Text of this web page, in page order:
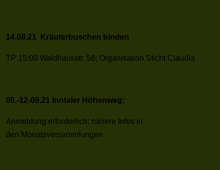
14.08.21 Kräuterbuschen binden
TP 15:00 Waldhausstr. 58; Organisation Sticht Claudia
09.-12-09.21 Inntaler Höhenweg;
Anmeldung erforderlich; nähere Infos in
den Monatsversammlungen